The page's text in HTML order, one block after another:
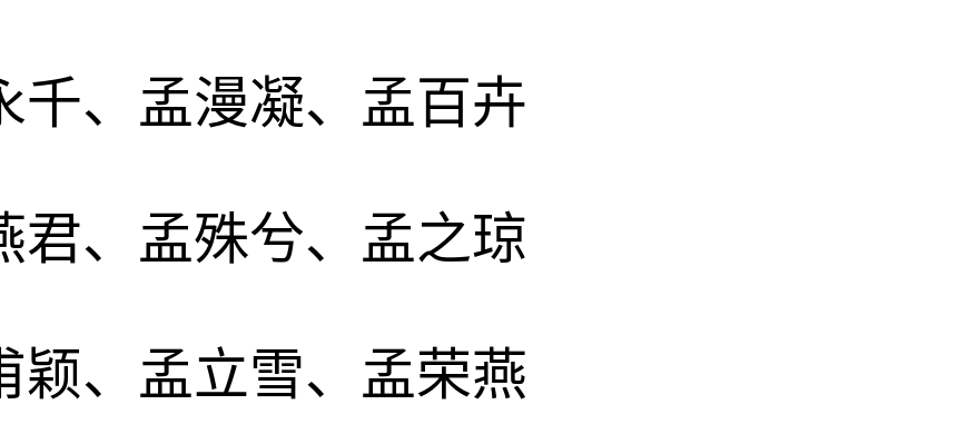
千、孟漫凝、孟百卉
君、孟殊兮、孟之琼
颖、孟立雪、孟荣燕